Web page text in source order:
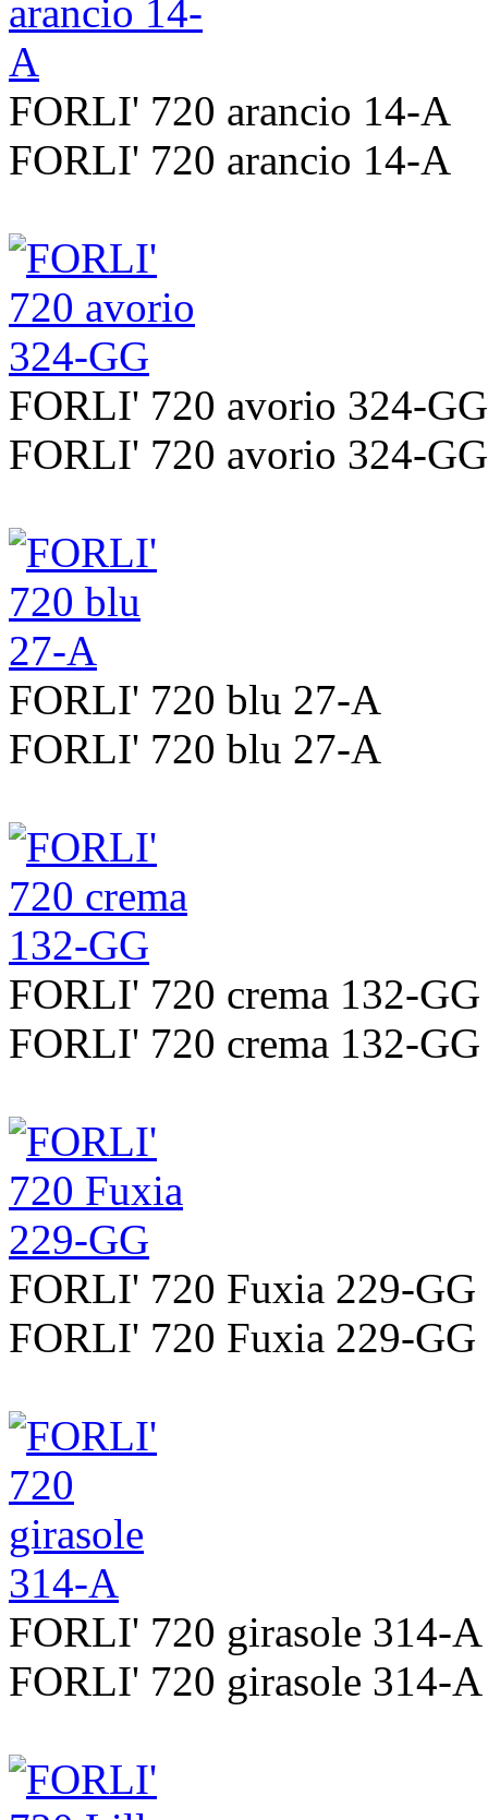
FORLI' 720 arancio 14-A
FORLI' 720 arancio 14-A
FORLI' 720 avorio 324-GG
FORLI' 720 avorio 324-GG
FORLI' 720 blu 27-A
FORLI' 720 blu 27-A
FORLI' 720 crema 132-GG
FORLI' 720 crema 132-GG
FORLI' 720 Fuxia 229-GG
FORLI' 720 Fuxia 229-GG
FORLI' 720 girasole 314-A
FORLI' 720 girasole 314-A